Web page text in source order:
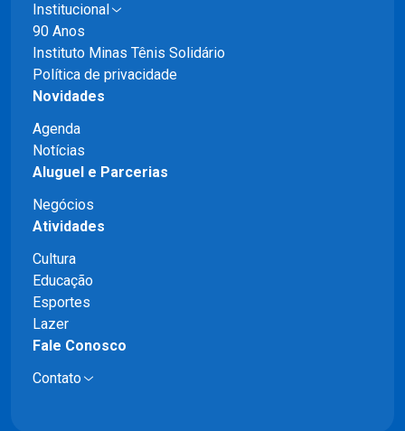
Institucional
90 Anos
Instituto Minas Tênis Solidário
Política de privacidade
Novidades
Agenda
Notícias
Aluguel e Parcerias
Negócios
Atividades
Cultura
Educação
Esportes
Lazer
Fale Conosco
Contato